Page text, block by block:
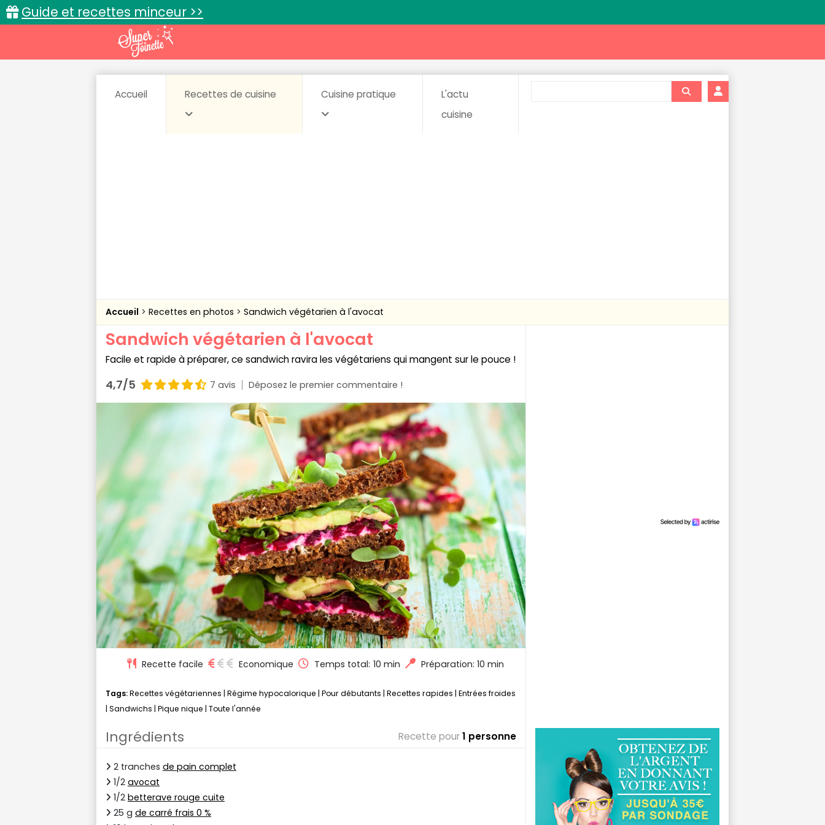
Guide et recettes minceur >>
Accueil Recettes de cuisine Cuisine pratique
L'actu
cuisine
Accueil Recettes en photos Sandwich végétarien à l'avocat
Sandwich végétarien à l'avocat
Facile et rapide à préparer, ce sandwich ravira les végétariens qui mangent sur le pouce !
4,7/5 7 avis Déposez le premier commentaire !
Recette facile Economique Temps total: 10 min Préparation: 10 min
Tags:Recettes végétariennes | Régime hypocalorique | Pour débutants | Recettes rapides | Entrées froides
| Sandwichs | Pique nique | Toute l'année
Ingrédients Recette pour1 personne
2 tranches de pain complet
1/2 avocat
1/2 betterave rouge cuite
25 g de carré frais 0 %